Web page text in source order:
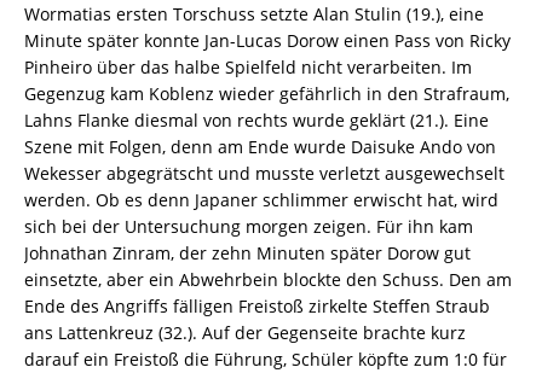
Wormatias ersten Torschuss setzte Alan Stulin (19.), eine
Minute später konnte Jan-Lucas Dorow einen Pass von Ricky
Pinheiro über das halbe Spielfeld nicht verarbeiten. Im
Gegenzug kam Koblenz wieder gefährlich in den Strafraum,
Lahns Flanke diesmal von rechts wurde geklärt (21.). Eine
Szene mit Folgen, denn am Ende wurde Daisuke Ando von
Wekesser abgegrätscht und musste verletzt ausgewechselt
werden. Ob es denn Japaner schlimmer erwischt hat, wird
sich bei der Untersuchung morgen zeigen. Für ihn kam
Johnathan Zinram, der zehn Minuten später Dorow gut
einsetzte, aber ein Abwehrbein blockte den Schuss. Den am
Ende des Angriffs fälligen Freistoß zirkelte Steffen Straub
ans Lattenkreuz (32.). Auf der Gegenseite brachte kurz
darauf ein Freistoß die Führung, Schüler köpfte zum 1:0 für